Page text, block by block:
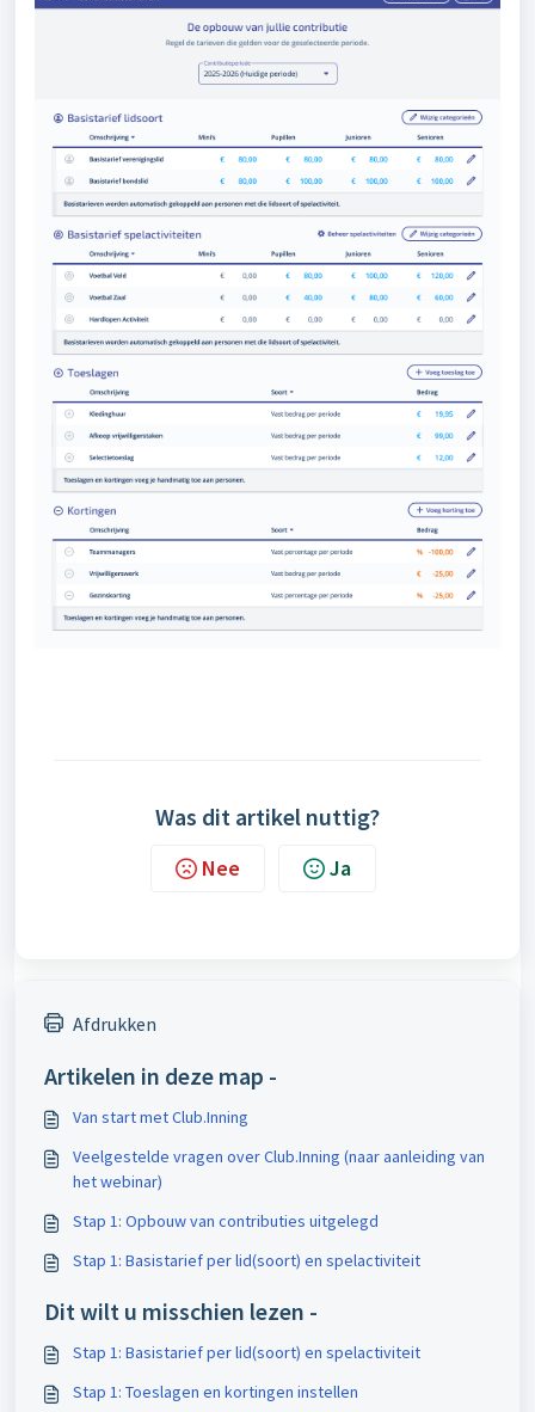
Was dit artikel nuttig?
Nee Ja
Afdrukken
Artikelen in deze map -
Van start met Club.Inning
Veelgestelde vragen over Club.Inning (naar aanleiding van
het webinar)
Stap 1: Opbouw van contributies uitgelegd
Stap 1: Basistarief per lid(soort) en spelactiviteit
Dit wilt u misschien lezen -
Stap 1: Basistarief per lid(soort) en spelactiviteit
Stap 1: Toeslagen en kortingen instellen